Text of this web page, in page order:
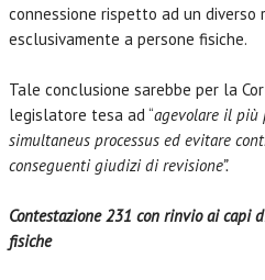
connessione rispetto ad un
esclusivamente a persone fisiche.
Tale conclusione sarebbe per la
legislatore tesa ad “agevolare il più
simultaneus processus ed evitare
conseguenti giudizi di revisione”.
Contestazione 231 con rinvio ai capi
fisiche